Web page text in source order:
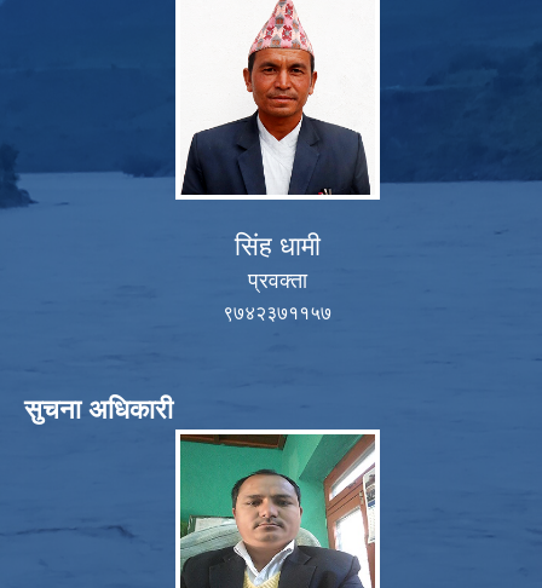
सिंह धामी
प्रवक्ता
९७४२३७११५७
सुचना अधिकारी